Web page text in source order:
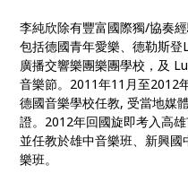
李純欣除有豐富國際獨/協奏
包括德國青年愛樂、德勒斯登
廣播交響樂團樂團學校，及
音樂節。 2011年11 月至2012
德國音樂學校任教,受當地媒
證。 2012年回國旋即考入高
並任教於雄中音樂班、新興
樂班。